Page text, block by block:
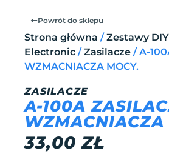
Powrót do sklepu
Strona główna / Zestawy
Electronic / Zasilacze / A-
WZMACNIACZA MOCY.
ZASILACZE
A-100A
WZMACNIACZA
33,00ZŁ